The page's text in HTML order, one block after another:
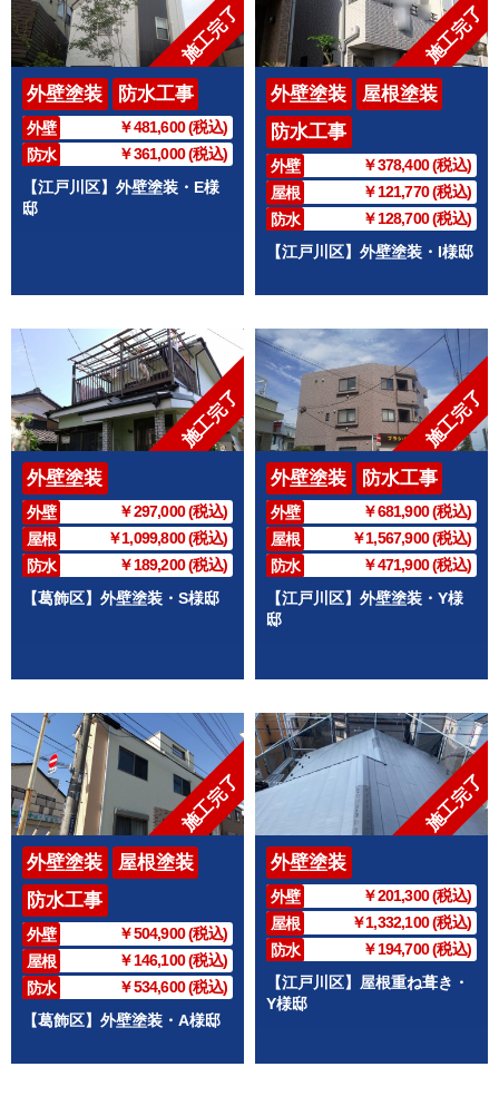
施工完了
外壁塗装 防水工事
外壁
￥481,600 (税込)
防水
￥361,000 (税込)
【江戸川区】外壁塗装・E様
邸
施工完了
外壁塗装
屋根塗装
防水工事
外壁
￥378,400 (税込)
屋根
￥121,770 (税込)
防水
￥128,700 (税込)
【江戸川区】外壁塗装・I様邸
施工完了
外壁塗装
外壁
￥297,000 (税込)
屋根
￥1,099,800 (税込)
防水
￥189,200 (税込)
【葛飾区】外壁塗装・S様邸
施工完了
外壁塗装 防水工事
外壁
￥681,900 (税込)
屋根
￥1,567,900 (税込)
防水
￥471,900 (税込)
【江戸川区】外壁塗装・Y様
邸
施工完了
外壁塗装
屋根塗装
防水工事
外壁
￥504,900 (税込)
屋根
￥146,100 (税込)
防水
￥534,600 (税込)
【葛飾区】外壁塗装・A様邸
施工完了
外壁塗装
外壁
￥201,300 (税込)
屋根
￥1,332,100 (税込)
防水
￥194,700 (税込)
【江戸川区】屋根重ね葺き・
Y様邸